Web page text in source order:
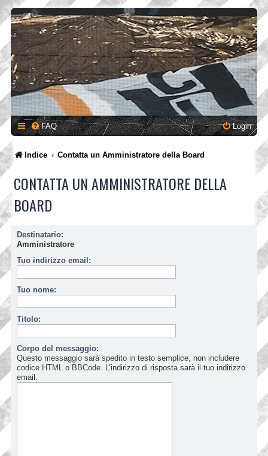
FAQ Login
Indice Contatta un Amministratore della Board
CONTATTA UN AMMINISTRATORE DELLA
BOARD
Destinatario:
Amministratore
Tuo indirizzo email:
Tuo nome:
Titolo:
Corpo del messaggio:
Questo messaggio sarà spedito in testo semplice, non includere
codice HTML o BBCode. L’indirizzo di risposta sarà il tuo indirizzo
email.